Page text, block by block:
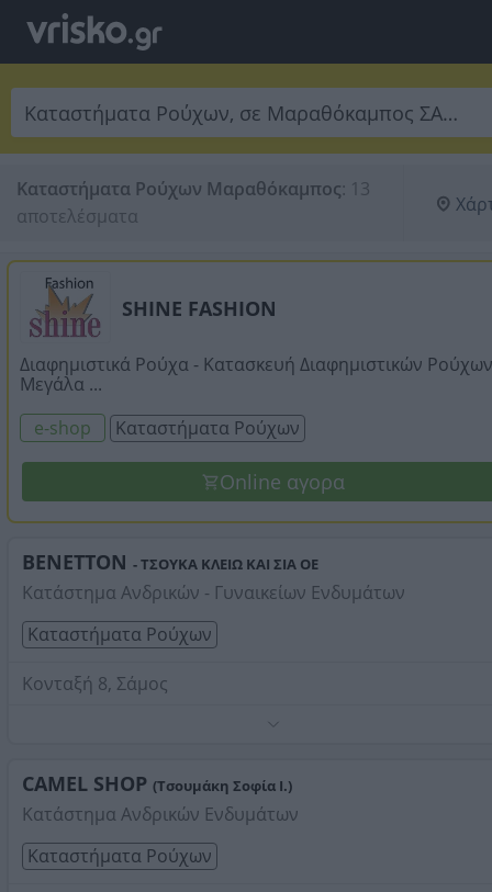
Καταστήματα Ρούχων Μαραθόκαμπος: 13
αποτελέσματα
SHINE FASHION
Διαφημιστικά Ρούχα - Κατασκευή Διαφημιστικών
Μεγάλα ...
e-shop
Καταστήματα Ρούχων
Online αγορα
BENETTON - ΤΣΟΥΚΑ ΚΛΕΙΩ ΚΑΙ ΣΙΑ ΟΕ
Κατάστημα Ανδρικών - Γυναικείων Ενδυμάτων
Καταστήματα Ρούχων
Κονταξή 8, Σάμος
Στοιχεία αναζήτησης: Καταστήματα Ρούχων ,
Μαραθόκαμπος
CAMEL SHOP (Τσουμάκη Σοφία Ι.)
Κατάστημα Ανδρικών Ενδυμάτων
Καταστήματα Ρούχων